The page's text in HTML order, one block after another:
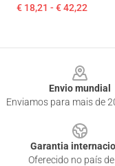
€ 18,21 - € 42,22
Envio mundial
Enviamos para mais de
Garantia
Oferecido no país